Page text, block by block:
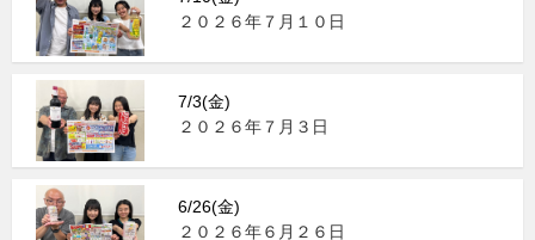
２０２６年７月１０日
7/3(金)
２０２６年７月３日
6/26(金)
２０２６年６月２６日